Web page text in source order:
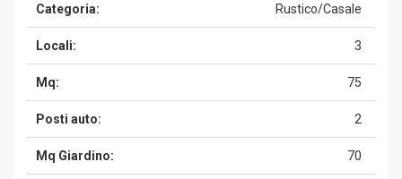
Categoria: Rustico/Casale
Locali: 3
Mq: 75
Posti auto: 2
Mq Giardino: 70